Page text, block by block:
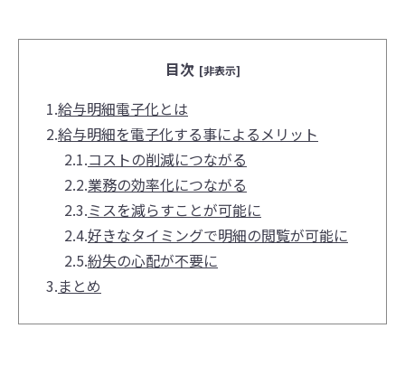
目次 [非表示]
1.給与明細電子化とは
2.給与明細を電子化する事によるメリット
2.1.コストの削減につながる
2.2.業務の効率化につながる
2.3.ミスを減らすことが可能に
2.4.好きなタイミングで明細の閲覧が可能に
2.5.紛失の心配が不要に
3.まとめ